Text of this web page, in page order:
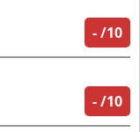
-/10
-/10